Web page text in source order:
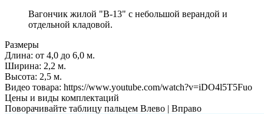
Вагончик жилой "В-13" с небольшой верандой и
отдельной кладовой.
Размеры
Длина: от 4,0 до 6,0 м.
Ширинa: 2,2 м.
Высота: 2,5 м.
Видео товара: https://www.youtube.com/watch?v=iDO4l5T5Fuo
Цены и виды комплектаций
Поворачивайте таблицу пальцем Влево | Вправо